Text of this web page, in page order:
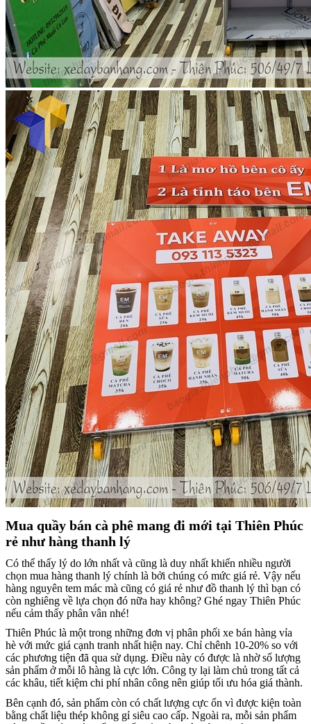
Mua quầy bán cà phê mang đi mới tại Thiên Phúc
rẻ như hàng thanh lý
Có thể thấy lý do lớn nhất và cũng là duy nhất khiến nhiều người
chọn mua hàng thanh lý chính là bởi chúng có mức giá rẻ. Vậy nếu
hàng nguyên tem mác mà cũng có giá rẻ như đồ thanh lý thì bạn có
còn nghiêng về lựa chọn đó nữa hay không? Ghé ngay Thiên Phúc
nếu cảm thấy phân vân nhé!
Thiên Phúc là một trong những đơn vị phân phối xe bán hàng vỉa
hè với mức giá cạnh tranh nhất hiện nay. Chỉ chênh 10-20% so với
các phương tiện đã qua sử dụng. Điều này có được là nhờ số lượng
sản phẩm ở mỗi lô hàng là cực lớn. Công ty lại làm chủ trong tất cả
các khâu, tiết kiệm chi phí nhân công nên giúp tối ưu hóa giá thành.
Bên cạnh đó, sản phẩm còn có chất lượng cực ổn vì được kiện toàn
bằng chất liệu thép không gỉ siêu cao cấp. Ngoài ra, mỗi sản phẩm